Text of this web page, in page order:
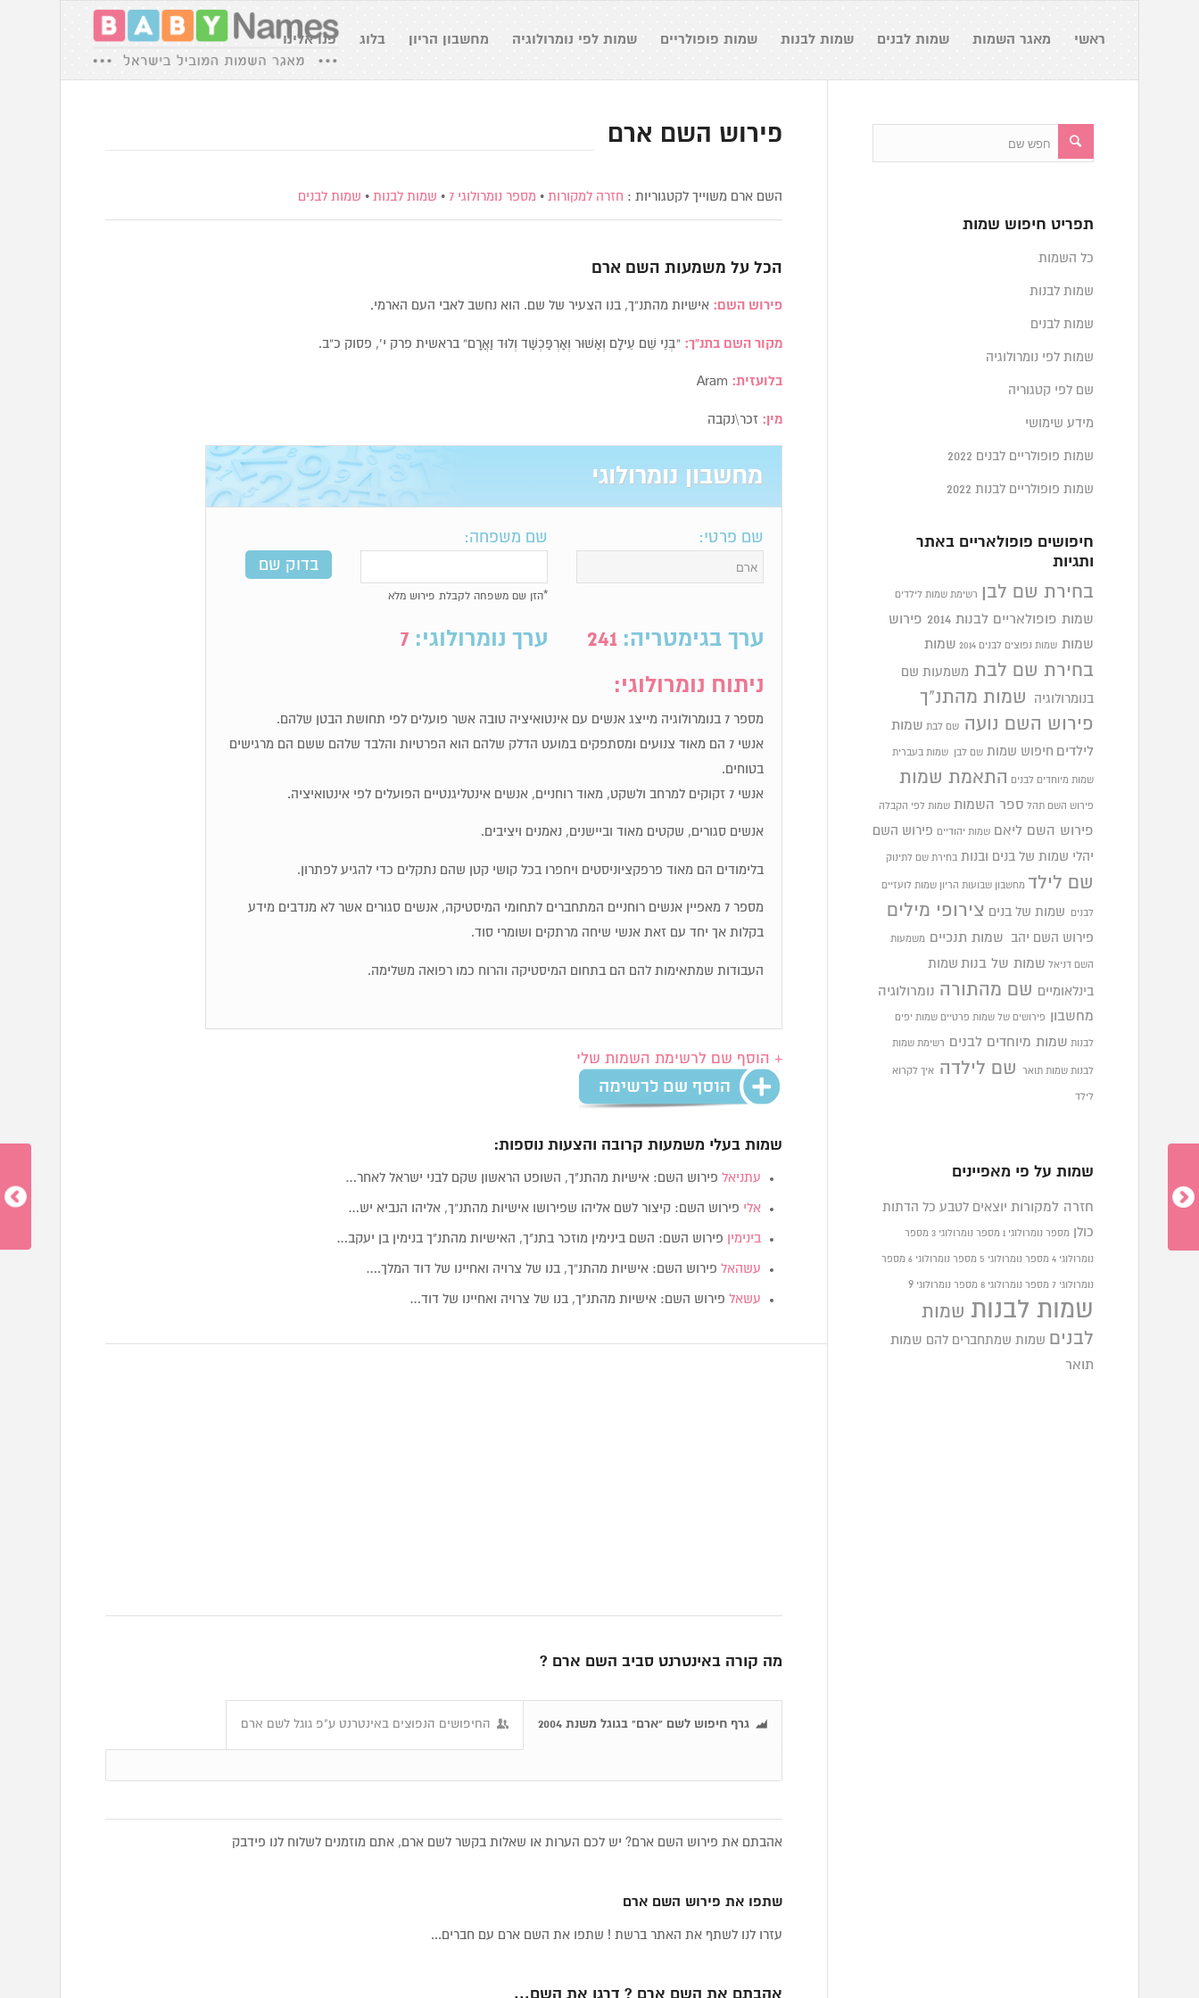
ראשי מאגר השמות שמות לבנים שמות לבנות שמות פופולריים שמות לפי נומרולוגיה מחשבון הריון בלוג פנו אלינו
פירוש השם ארם
השם ארם משוייך לקטגוריות : חזרה למקורות • מספר נומרולוגי 7 • שמות לבנות • שמות לבנים
הכל על משמעות השם ארם
פירוש השם: אישיות מהתנ”ך, בנו הצעיר של שם. הוא נחשב לאבי העם הארמי.
מקור השם בתנ”ך: “בְּנֵי שֵׁם עֵילָם וְאַשּׁוּר וְאַרְפַּכְשַׁד וְלוּד וַאֲרָם” בראשית פרק י’, פסוק כ”ב.
בלועזית:
מין: זכר\נקבה
מחשבון נומרולוגי
שם פרטי: שם משפחה:
*הזן שם משפחה לקבלת פירוש מלא
ערך בגימטריה: 241 ערך נומרולוגי: 7
ניתוח נומרולוגי:
מספר 7 בנומרולוגיה מייצג אנשים עם אינטואיציה טובה אשר פועלים לפי תחושת הבטן שלהם.
אנשי 7 הם מאוד צנועים ומסתפקים במועט הדלק שלהם הוא הפרטיות והלבד שלהם ששם הם מרגישים
בטוחים.
אנשי 7 זקוקים למרחב ולשקט, מאוד רוחניים, אנשים אינטליגנטיים הפועלים לפי אינטואיציה.
אנשים סגורים, שקטים מאוד וביישנים, נאמנים ויציבים.
בלימודים הם מאוד פרפקציוניסטים ויחפרו בכל קושי קטן שהם נתקלים כדי להגיע לפתרון.
מספר 7 מאפיין אנשים רוחניים המתחברים לתחומי המיסטיקה, אנשים סגורים אשר לא מנדבים מידע
בקלות אך יחד עם זאת אנשי שיחה מרתקים ושומרי סוד.
העבודות שמתאימות להם הם בתחום המיסטיקה והרוח כמו רפואה משלימה.
+ הוסף שם לרשימת השמות שלי
שמות בעלי משמעות קרובה והצעות נוספות:
עתניאל פירוש השם: אישיות מהתנ"ך, השופט הראשון שקם לבני ישראל לאחר…
אלי פירוש השם: קיצור לשם אליהו שפירושו אישיות מהתנ”ך, אליהו הנביא יש…
בינימין פירוש השם: השם בינימין מוזכר בתנ"ך, האישיות מהתנ"ך בנימין בן יעקב…
עשהאל פירוש השם: אישיות מהתנ”ך, בנו של צרויה ואחיינו של דוד המלך.…
עשאל פירוש השם: אישיות מהתנ"ך, בנו של צרויה ואחיינו של דוד…
מה קורה באינטרנט סביב השם ארם ?
גרף חיפוש לשם "ארם" בגוגל משנת 2004 החיפושים הנפוצים באינטרנט ע"פ גוגל לשם ארם
אהבתם את פירוש השם ארם? יש לכם הערות או שאלות בקשר לשם ארם, אתם מוזמנים לשלוח לנו פידבק
שתפו את פירוש השם ארם
עזרו לנו לשתף את האתר ברשת ! שתפו את השם ארם עם חברים...
אהבתם את השם ארם ? דרגו את השם...
תפריט חיפוש שמות
כל השמות
שמות לבנות
שמות לבנים
שמות לפי נומרולוגיה
שם לפי קטגוריה
מידע שימושי
שמות פופולריים לבנים 2022
שמות פופולריים לבנות 2022
חיפושים פופולאריים באתר
ותגיות
בחירת שם לבן רשימת שמות לילדים
שמות פופולאריים לבנות 2014 פירוש
שמות שמות נפוצים לבנים 2014 שמות
בחירת שם לבת משמעות שם
בנומרולוגיה
שמות מהתנ"ך
פירוש השם נועה
שם לבת שמות
לילדים חיפוש שמות שם לבן שמות בעברית
שמות מיוחדים לבנים התאמת שמות
פירוש השם תהל ספר השמות שמות לפי הקבלה
פירוש השם ליאם שמות יהודיים פירוש השם
יהלי שמות של בנים ובנות בחירת שם לתינוק
שם לילד מחשבון שבועות הריון שמות לועזיים
לבנים שמות של בנים צירופי מילים
פירוש השם יהב שמות תנכיים משמעות
השם דניאל שמות של בנות שמות
בינלאומיים שם מהתורה נומרולוגיה
מחשבון פירושים של שמות פרטיים שמות יפים
לבנות שמות מיוחדים לבנים רשימת שמות
לבנות שמות תואר שם לילדה איך לקרוא
לילד
שמות על פי מאפיינים
חזרה למקורות יוצאים לטבע כל הדתות
כולן מספר נומרולוגי 1 מספר נומרולוגי 3 מספר
נומרולוגי 4 מספר נומרולוגי 5 מספר נומרולוגי 6 מספר
נומרולוגי 7 מספר נומרולוגי 8 מספר נומרולוגי9
שמות לבנות שמות
לבנים
שמות שמתחברים להם שמות
תואר